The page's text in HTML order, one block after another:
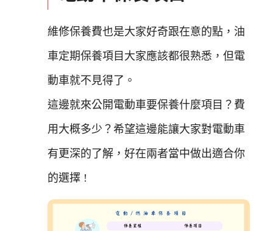
維修保養費也是大家好奇跟在意的點，油
車定期保養項目大家應該都很熟悉，但電
動車就不見得了。
這邊就來公開電動車要保養什麼項目？費
用大概多少？希望這邊能讓大家對電動車
有更深的了解，好在兩者當中做出適合你
的選擇 !